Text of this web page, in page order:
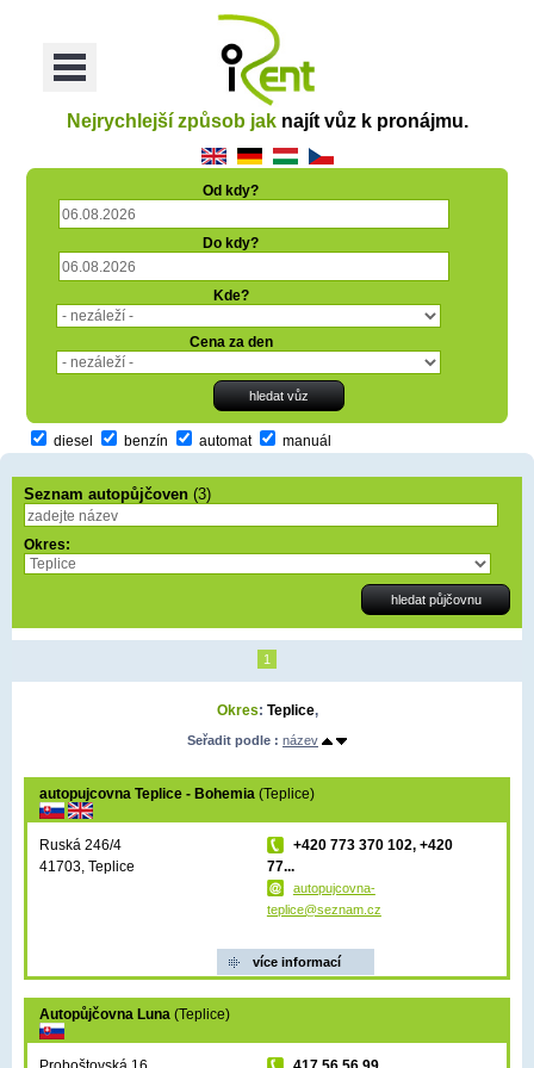
Menu
Nejrychlejší způsob jaknajít vůz k pronájmu.
Od kdy?
Do kdy?
Kde?
Cena za den
diesel benzín automat manuál
Seznam autopůjčoven (3)
Okres:
1
Okres: Teplice,
Seřadit podle : název
autopujcovna Teplice - Bohemia (Teplice)
Ruská 246/4
41703, Teplice
+420 773 370 102, +420
77...
autopujcovna-
teplice@seznam.cz
více informací
Autopůjčovna Luna (Teplice)